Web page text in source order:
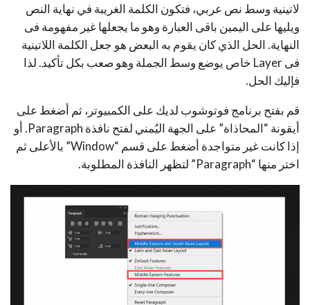
لاتينية وسط نص عربي، فتكون الكلمة الغريبة في نهاية النص
ويليها على اليمين باقى العبارة وهو ما يجعلها غير مفهومة فى
النهاية. الحل الذي كان يقوم به البعض هو جعل الكلمة اللاتينية
فى Layer خاص يوضع وسط الجملة وهو صعب بكل تأكيد. لذا
فإليك الحل.
قم بفتح برنامج فوتوشوب لديك على الكمبيوتر، ثم أضغط على
أيقونة “المحاذاة” على الجهة اليُمني لفتح نافذة Paragraph. أو
إذا كانت غير متواجدة أضغط على قسم “Window” بالأعلى ثم
اختر منها “Paragraph” لتظهر النافذة المطلوبة.